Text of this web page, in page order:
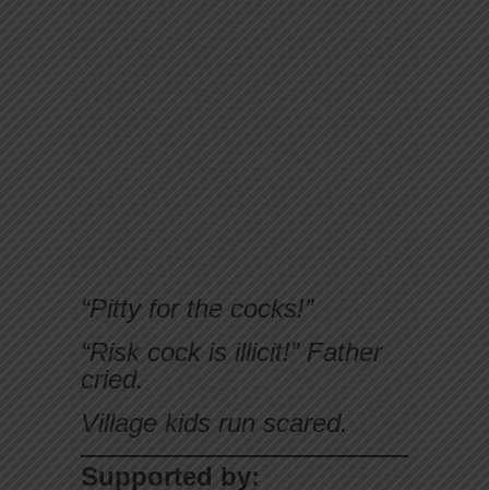
“Pitty for the cocks!”
“Risk cock is illicit!” Father
cried.
Village kids run scared.
Supported by: